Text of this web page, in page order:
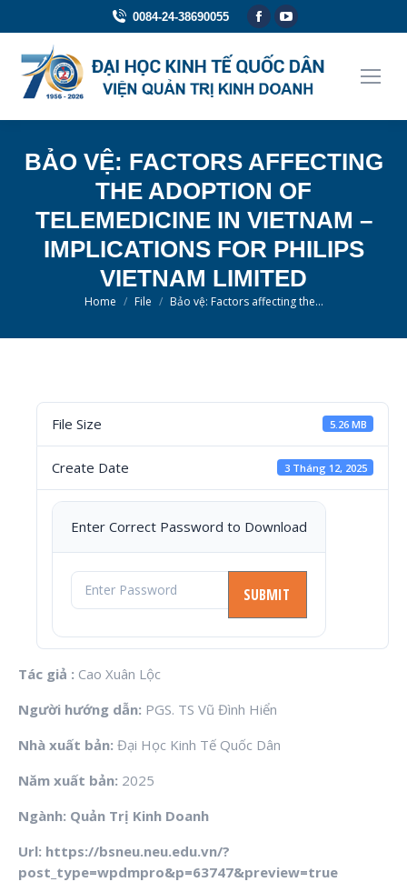
0084-24-38690055
Facebook
opens
in
YouTube
opens
in
BẢO VỆ: FACTORS AFFECTING
THE ADOPTION OF
TELEMEDICINE IN VIETNAM –
IMPLICATIONS FOR PHILIPS
VIETNAM LIMITED
You are here:
Home File Bảo vệ: Factors affecting the…
File Size 5.26 MB
Create Date 3 Tháng 12, 2025
Enter Correct Password to Download
Tác giả : Cao Xuân Lộc
Người hướng dẫn: PGS. TS Vũ Đình Hiển
Nhà xuất bản: Đại Học Kinh Tế Quốc Dân
Năm xuất bản: 2025
Ngành: Quản Trị Kinh Doanh
Url: https://bsneu.neu.edu.vn/?
post_type=wpdmpro&p=63747&preview=true